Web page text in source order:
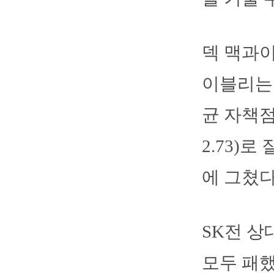
덱 맥과
이블리
균 자책
2.73)로
에 그쳤
SK전 상
모두 패